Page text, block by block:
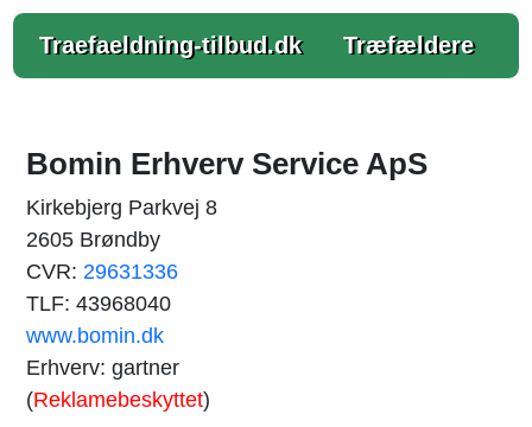
Traefaeldning-tilbud.dk Træfældere
Bomin Erhverv Service ApS
Kirkebjerg Parkvej 8
2605 Brøndby
CVR: 29631336
TLF: 43968040
www.bomin.dk
Erhverv: gartner
(Reklamebeskyttet)